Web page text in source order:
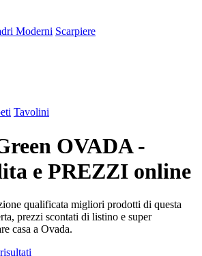
Moderni Scarpiere
Tavolini
OVADA -
e PREZZI online
qualificata migliori prodotti di questa
prezzi scontati di listino e super
casa a Ovada.